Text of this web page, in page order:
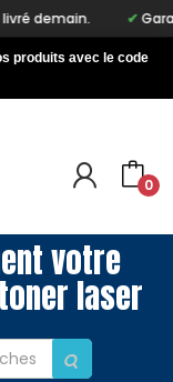
demain.
produits avec le code
0
votre
laser